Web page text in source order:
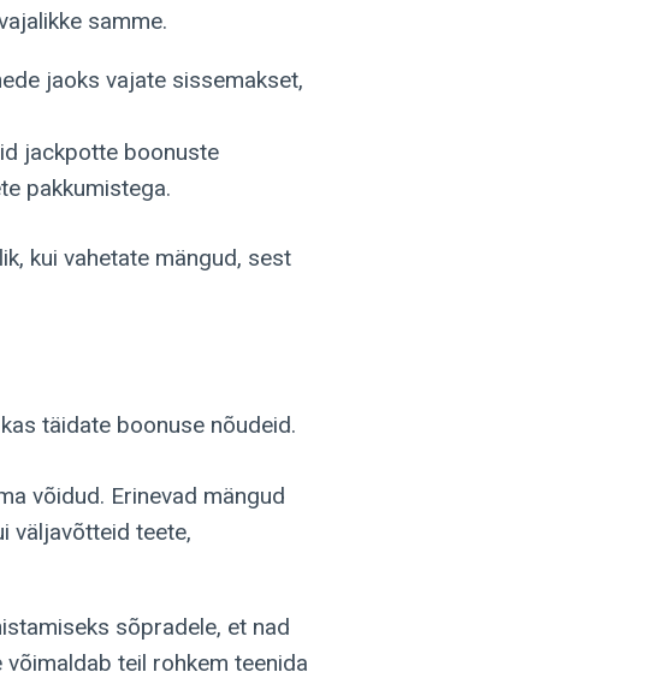
samme.
jaoks vajate sissemakset,
jackpotte boonuste
pakkumistega.
kui vahetate mängud, sest
täidate boonuse nõudeid.
võidud. Erinevad mängud
väljavõtteid teete,
sõpradele, et nad
teil rohkem teenida